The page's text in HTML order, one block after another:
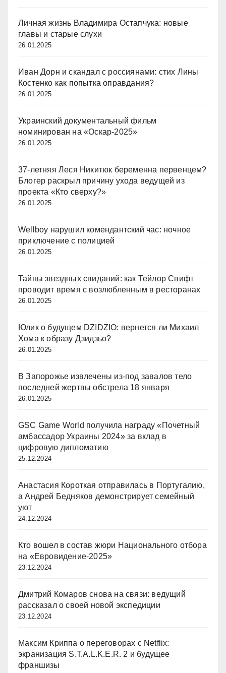
Личная жизнь Владимира Остапчука: новые
главы и старые слухи
26.01.2025
Иван Дорн и скандал с россиянами: стих Лины
Костенко как попытка оправдания?
26.01.2025
Украинский документальный фильм
номинирован на «Оскар-2025»
26.01.2025
37-летняя Леся Никитюк беременна первенцем?
Блогер раскрыл причину ухода ведущей из
проекта «Кто сверху?»
26.01.2025
Wellboy нарушил комендантский час: ночное
приключение с полицией
26.01.2025
Тайны звездных свиданий: как Тейлор Свифт
проводит время с возлюбленным в ресторанах
26.01.2025
Юлик о будущем DZIDZIO: вернется ли Михаил
Хома к образу Дзидзьо?
26.01.2025
В Запорожье извлечены из-под завалов тело
последней жертвы обстрела 18 января
26.01.2025
GSC Game World получила награду «Почетный
амбассадор Украины 2024» за вклад в
цифровую дипломатию
25.12.2024
Анастасия Короткая отправилась в Португалию,
а Андрей Бедняков демонстрирует семейный
уют
24.12.2024
Кто вошел в состав жюри Национального отбора
на «Евровидение-2025»
23.12.2024
Дмитрий Комаров снова на связи: ведущий
рассказал о своей новой экспедиции
23.12.2024
Максим Криппа о переговорах с Netflix:
экранизация S.T.A.L.K.E.R. 2 и будущее
франшизы